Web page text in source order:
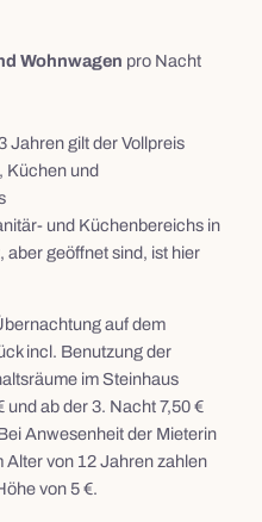
Wohnwagen pro Nacht
Jahren gilt der Vollpreis
Küchen und
und Küchenbereichs in
aber geöffnet sind, ist hier
auf dem
incl. Benutzung der
im Steinhaus
ab der 3. Nacht 7,50 €
Anwesenheit der Mieterin
Alter von 12 Jahren zahlen
von 5 €.